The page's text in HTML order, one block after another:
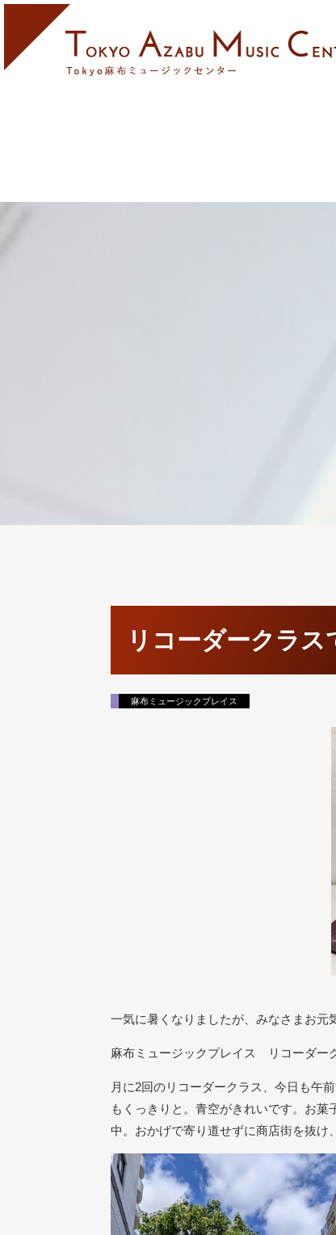
リコーダークラス
麻布ミュージックプレイス
一気に暑くなりましたが、みなさまお元
麻布ミュージックプレイス リコーダー
月に2回のリコーダークラス、今日も午前
もくっきりと。青空がきれいです。お
中。おかげで寄り道せずに商店街を抜け